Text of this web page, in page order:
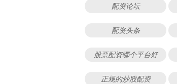
配资论坛
配资头条
股票配资哪个平台好
正规的炒股配资